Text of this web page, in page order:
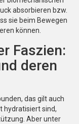
absorbieren bzw.
sie beim Bewegen
können.
Faszien:
deren
das gilt auch
hydratisiert sind,
Aber unter